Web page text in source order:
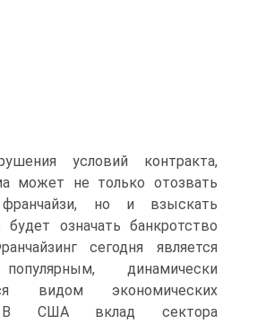
условий контракта,
может не только отозвать
но и взыскать
будет означать банкротство
сегодня является
динамически
видом экономических
В США вклад сектора